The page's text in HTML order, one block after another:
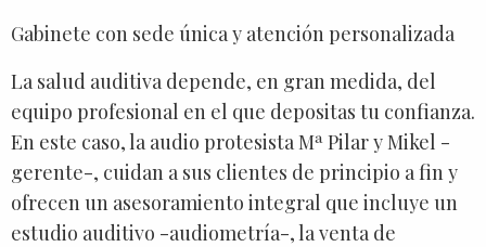
Gabinete con sede única y atención personalizada
La salud auditiva depende, en gran medida, del
equipo profesional en el que depositas tu confianza.
En este caso, la audio protesista Mª Pilar y Mikel -
gerente-, cuidan a sus clientes de principio a fin y
ofrecen un asesoramiento integral que incluye un
estudio auditivo -audiometría-, la venta de